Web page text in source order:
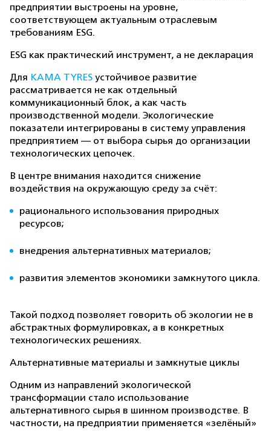
предприятии выстроены на уровне,
соответствующем актуальным отраслевым
требованиям ESG.
ESG как практический инструмент, а не декларация
Для KAMA TYRES устойчивое развитие
рассматривается не как отдельный
коммуникационный блок, а как часть
производственной модели. Экологические
показатели интегрированы в систему управления
предприятием — от выбора сырья до организации
технологических цепочек.
В центре внимания находится снижение
воздействия на окружающую среду за счёт:
рационального использования природных
ресурсов;
внедрения альтернативных материалов;
развития элементов экономики замкнутого цикла.
Такой подход позволяет говорить об экологии не в
абстрактных формулировках, а в конкретных
технологических решениях.
Альтернативные материалы и замкнутые циклы
Одним из направлений экологической
трансформации стало использование
альтернативного сырья в шинном производстве. В
частности, на предприятии применяется «зелёный»